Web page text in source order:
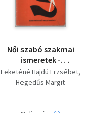
Női szabó szakmai
ismeretek -
Szakmunkásképző
iskolák számára - 10.
Feketéné Hajdú Erzsébet
Hegedűs Margit